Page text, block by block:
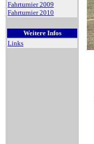
Fahrturnier 2009
Fahrturnier 2010
Weitere Infos
Links